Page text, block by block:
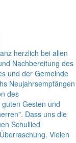
herzlich bei allen
Nachbereitung des
und der Gemeinde
Neujahrsempfängen
des
Gesten und
Dass uns die
Schullied
Vielen